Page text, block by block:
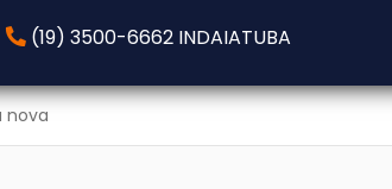
(19) 3500-6662 INDAIATUBA
nova